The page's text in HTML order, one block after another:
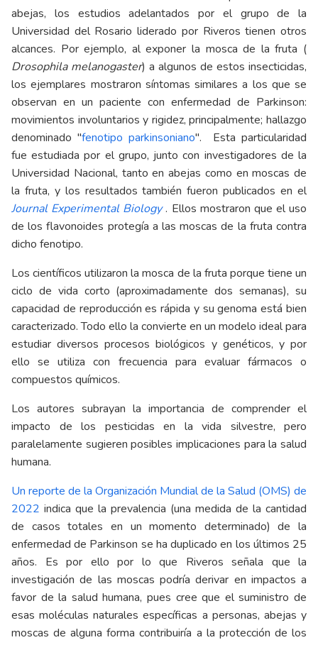
abejas, los estudios adelantados por el grupo de la
Universidad del Rosario liderado por Riveros tienen otros
alcances. Por ejemplo, al exponer la mosca de la fruta (
Drosophila melanogaster) a algunos de estos insecticidas,
los ejemplares mostraron síntomas similares a los que se
observan en un paciente con enfermedad de Parkinson:
movimientos involuntarios y rigidez, principalmente; hallazgo
denominado "fenotipo parkinsoniano". Esta particularidad
fue estudiada por el grupo, junto con investigadores de la
Universidad Nacional, tanto en abejas como en moscas de
la fruta, y los resultados también fueron publicados en el
Journal Experimental Biology . Ellos mostraron que el uso
de los flavonoides protegía a las moscas de la fruta contra
dicho fenotipo.
Los científicos utilizaron la mosca de la fruta porque tiene un
ciclo de vida corto (aproximadamente dos semanas), su
capacidad de reproducción es rápida y su genoma está bien
caracterizado. Todo ello la convierte en un modelo ideal para
estudiar diversos procesos biológicos y genéticos, y por
ello se utiliza con frecuencia para evaluar fármacos o
compuestos químicos.
Los autores subrayan la importancia de comprender el
impacto de los pesticidas en la vida silvestre, pero
paralelamente sugieren posibles implicaciones para la salud
humana.
Un reporte de la Organización Mundial de la Salud (OMS) de
2022 indica que la prevalencia (una medida de la cantidad
de casos totales en un momento determinado) de la
enfermedad de Parkinson se ha duplicado en los últimos 25
años. Es por ello por lo que Riveros señala que la
investigación de las moscas podría derivar en impactos a
favor de la salud humana, pues cree que el suministro de
esas moléculas naturales específicas a personas, abejas y
moscas de alguna forma contribuiría a la protección de los